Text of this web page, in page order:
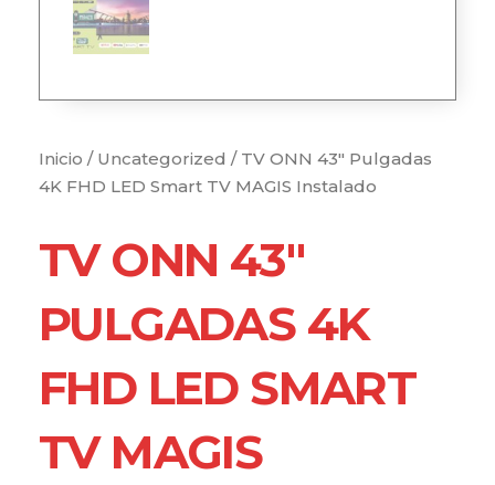
Inicio / Uncategorized / TV ONN 43″ Pulgadas
4K FHD LED Smart TV MAGIS Instalado
TV ONN 43″
PULGADAS 4K
FHD LED SMART
TV MAGIS